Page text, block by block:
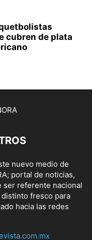
cubren de plata
nuevo medio de
portal de noticias,
referente nacional
fresco para
hacia las redes